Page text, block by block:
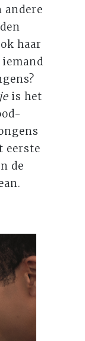
andere
haar
is het
eerste
de